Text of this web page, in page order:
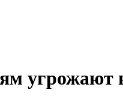
угрожают